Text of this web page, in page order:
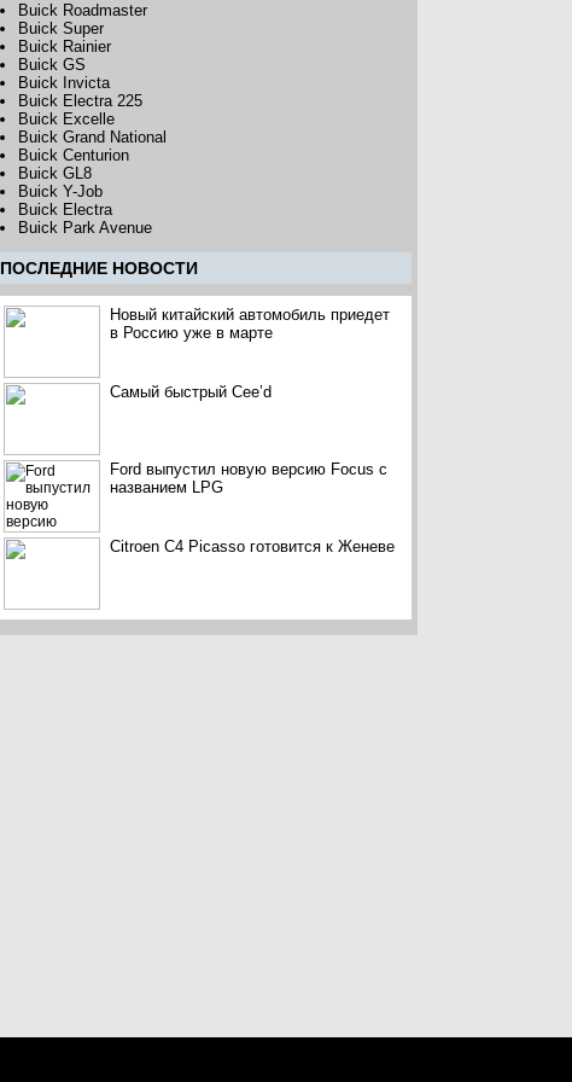
Buick Roadmaster
Buick Super
Buick Rainier
Buick GS
Buick Invicta
Buick Electra 225
Buick Excelle
Buick Grand National
Buick Centurion
Buick GL8
Buick Y-Job
Buick Electra
Buick Park Avenue
ПОCЛЕДНИЕ НОВОСТИ
Новый китайский автомобиль приедет
в Россию уже в марте
Самый быстрый Cee’d
Ford выпустил новую версию Focus с
названием LPG
Citroen C4 Picasso готовится к Женеве